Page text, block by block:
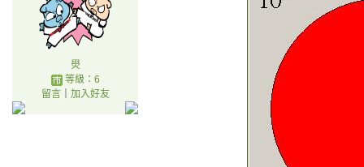
燢
等級：6
留言｜ 加入好友